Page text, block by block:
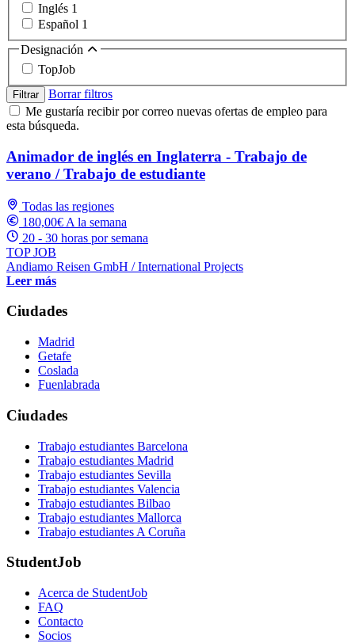
Inglés 1
Español 1
Designación
TopJob
Filtrar
Borrar filtros
Me gustaría recibir por correo nuevas ofertas de empleo para
esta búsqueda.
Animador de inglés en Inglaterra - Trabajo de
verano / Trabajo de estudiante
Todas las regiones
180,00€ A la semana
20 - 30 horas por semana
TOP JOB
Andiamo Reisen GmbH / International Projects
Leer más
Ciudades
Madrid
Getafe
Coslada
Fuenlabrada
Ciudades
Trabajo estudiantes Barcelona
Trabajo estudiantes Madrid
Trabajo estudiantes Sevilla
Trabajo estudiantes Valencia
Trabajo estudiantes Bilbao
Trabajo estudiantes Mallorca
Trabajo estudiantes A Coruña
StudentJob
Acerca de StudentJob
FAQ
Contacto
Socios